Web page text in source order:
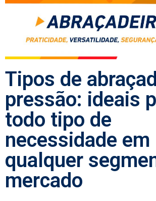
Tipos de
pressão: ideais
todo tipo de
necessidade em
qualquer
mercado